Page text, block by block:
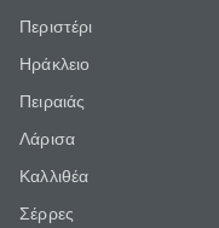
Περιστέρι
Ηράκλειο
Πειραιάς
Λάρισα
Καλλιθέα
Σέρρες